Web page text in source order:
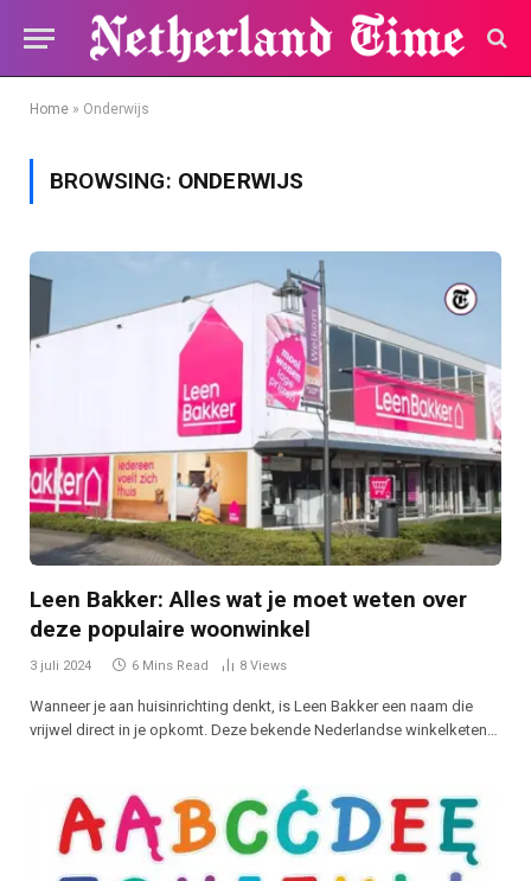
Home » Onderwijs
BROWSING: ONDERWIJS
Leen Bakker: Alles wat je moet weten over
deze populaire woonwinkel
3 juli 2024 6 Mins Read 8 Views
Wanneer je aan huisinrichting denkt, is Leen Bakker een naam die
vrijwel direct in je opkomt. Deze bekende Nederlandse winkelketen…